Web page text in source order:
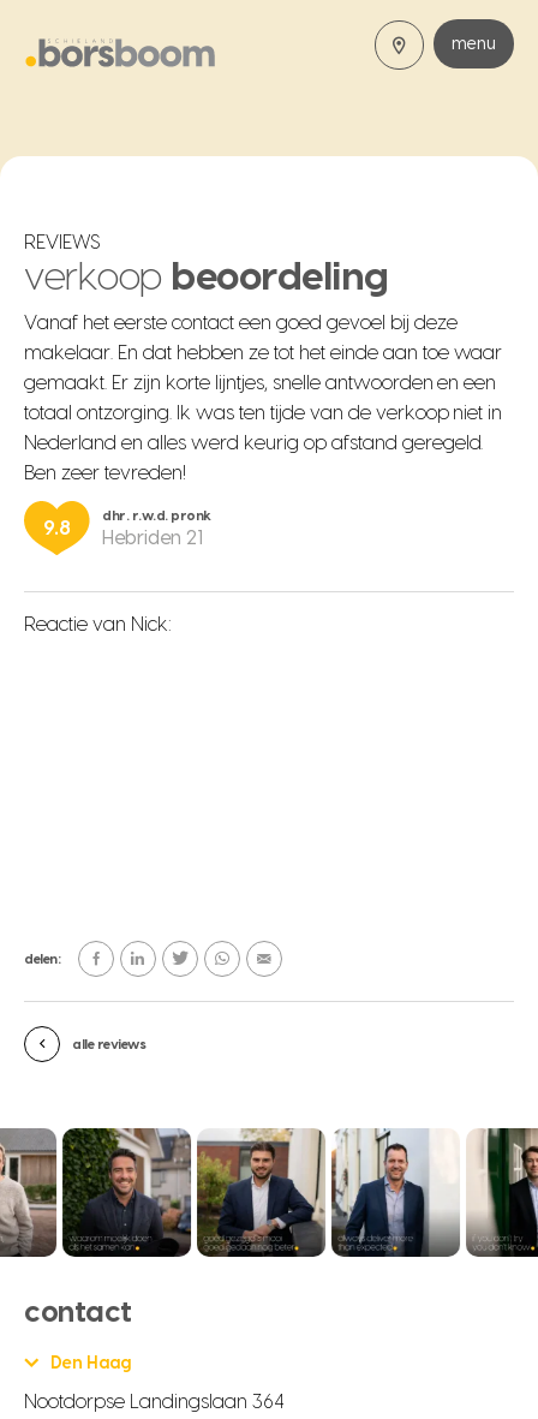
menu
REVIEWS
verkoop beoordeling
Vanaf het eerste contact een goed gevoel bij deze
makelaar. En dat hebben ze tot het einde aan toe waar
gemaakt. Er zijn korte lijntjes, snelle antwoorden en een
totaal ontzorging. Ik was ten tijde van de verkoop niet in
Nederland en alles werd keurig op afstand geregeld.
Ben zeer tevreden!
9.8
dhr. r.w.d. pronk
Hebriden 21
Reactie van Nick:
delen:
alle reviews
contact
Den Haag
Nootdorpse Landingslaan 364